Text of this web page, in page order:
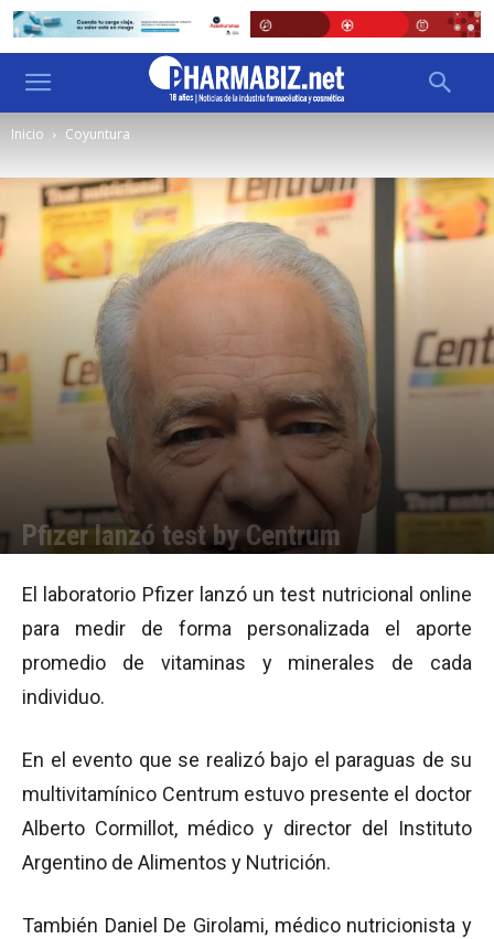
Inicio Coyuntura
Pfizer lanzó test by Centrum
El laboratorio Pfizer lanzó un test nutricional online
para medir de forma personalizada el aporte
promedio de vitaminas y minerales de cada
individuo.
En el evento que se realizó bajo el paraguas de su
multivitamínico Centrum estuvo presente el doctor
Alberto Cormillot, médico y director del Instituto
Argentino de Alimentos y Nutrición.
También Daniel De Girolami, médico nutricionista y